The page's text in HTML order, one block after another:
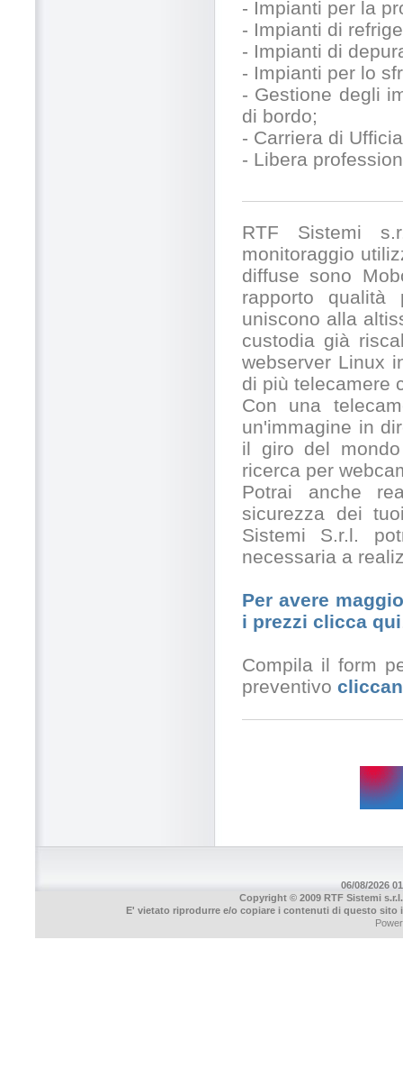
- Impianti per la
- Impianti di
- Impianti di
- Impianti per lo
- Gestione degli
di bordo;
- Carriera di
- Libera
RTF Sistemi
monitoraggio
diffuse sono
rapporto qualità
uniscono alla
custodia già
webserver Linux
di più telecamere
Con una
un'immagine in
il giro del
ricerca per
Potrai anche
sicurezza dei
Sistemi S.r.l.
necessaria a
Per avere
i prezzi clicca qui
Compila il form
preventivo
06/08/2026
Copyright © 2009 RTF Sistemi
E' vietato riprodurre e/o copiare i contenuti di questo